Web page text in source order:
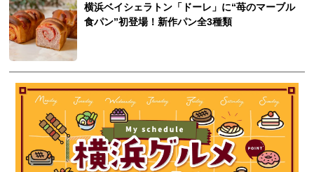
横浜ベイシェラトン「ドーレ」に“苺のマーブル
食パン”初登場！新作パン全3種類